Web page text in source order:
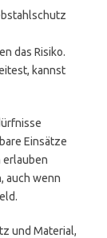
das Risiko.
kannst
Einsätze
erlauben
auch wenn
und Material,